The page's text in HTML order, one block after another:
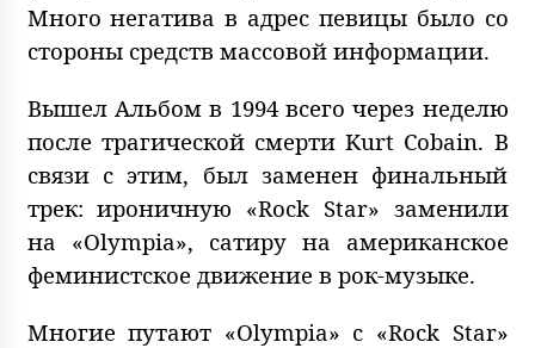
Много негатива в адрес певицы было со
стороны средств массовой информации.
Вышел Альбом в 1994 всего через неделю
после трагической смерти Kurt Cobain. В
связи с этим, был заменен финальный
трек: ироничную «Rock Star» заменили
на «Olympia», сатиру на американское
феминистское движение в рок-музыке.
Многие путают «Olympia» с «Rock Star»